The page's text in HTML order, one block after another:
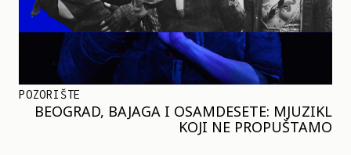
POZORIŠTE
BEOGRAD, BAJAGA I OSAMDESETE: MJUZIKL
KOJI NE PROPUŠTAMO